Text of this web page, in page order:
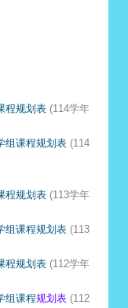
程规划表 (114学年
组课程规划表 (114
程规划表 (113学年
组课程规划表 (113
程规划表 (112学年
组课程规划表 (112